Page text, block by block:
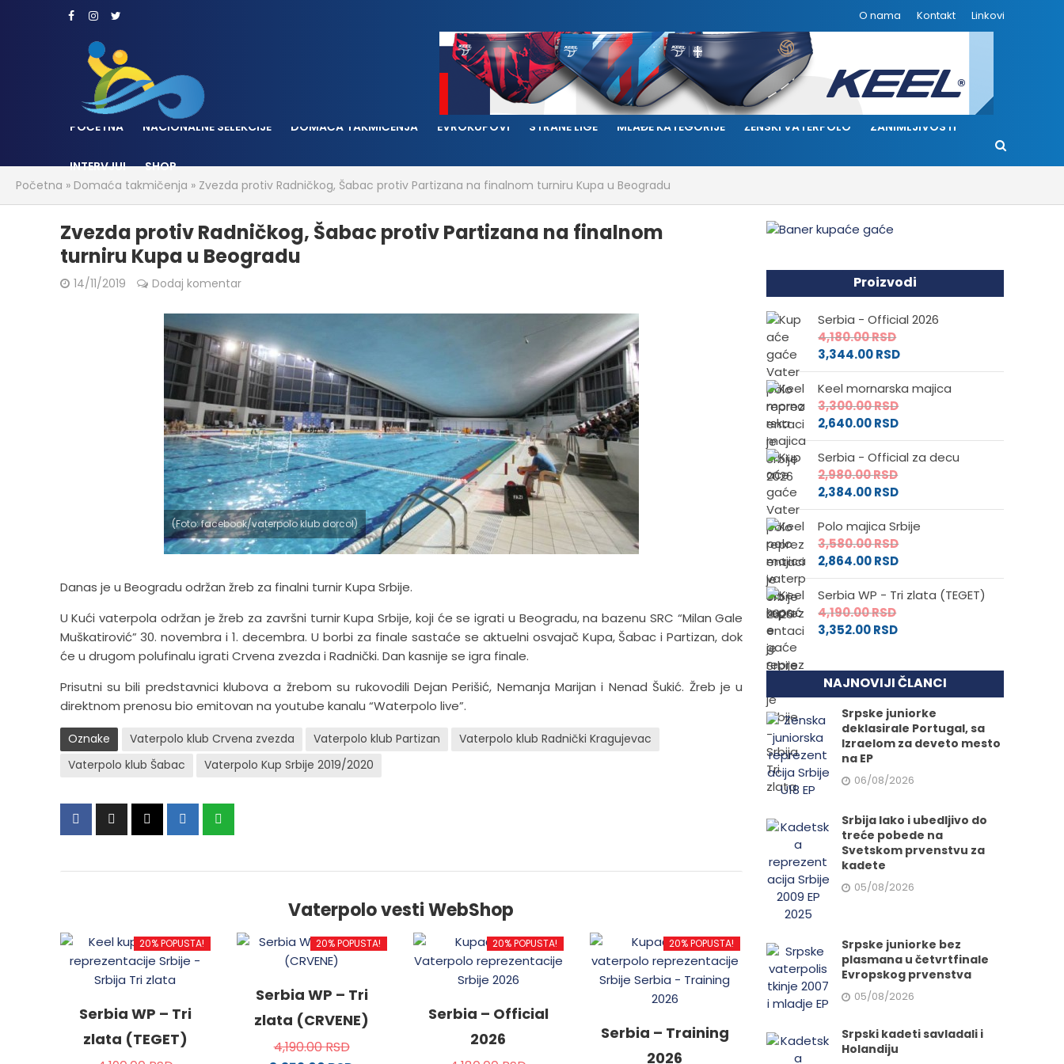
O nama Kontakt Linkovi
POČETNA NACIONALNE SELEKCIJE DOMAĆA TAKMIČENJA EVROKUPOVI STRANE LIGE MLAĐE KATEGORIJE ŽENSKI VATERPOLO ZANIMLJIVOSTI
INTERVJUI
SHOP
Početna » Domaća takmičenja » Zvezda protiv Radničkog, Šabac protiv Partizana na finalnom turniru Kupa u Beogradu
Zvezda protiv Radničkog, Šabac protiv Partizana na finalnom
turniru Kupa u Beogradu
14/11/2019 Dodaj komentar
(Foto: facebook/vaterpolo klub dorcol)
Danas je u Beogradu održan žreb za finalni turnir Kupa Srbije.
U Kući vaterpola održan je žreb za završni turnir Kupa Srbije, koji će se igrati u Beogradu, na bazenu SRC “Milan Gale
Muškatirović” 30. novembra i 1. decembra. U borbi za finale sastaće se aktuelni osvajač Kupa, Šabac i Partizan, dok
će u drugom polufinalu igrati Crvena zvezda i Radnički. Dan kasnije se igra finale.
Prisutni su bili predstavnici klubova a žrebom su rukovodili Dejan Perišić, Nemanja Marijan i Nenad Šukić. Žreb je u
direktnom prenosu bio emitovan na youtube kanalu “Waterpolo live”.
Oznake Vaterpolo klub Crvena zvezda Vaterpolo klub Partizan
Vaterpolo klub Radnički Kragujevac
Vaterpolo klub Šabac
Vaterpolo Kup Srbije 2019/2020
Vaterpolo vesti WebShop
20% POPUSTA!
Serbia WP – Tri
zlata (TEGET)
20% POPUSTA!
Serbia WP – Tri
zlata (CRVENE)
4,190.00RSD
20% POPUSTA!
Serbia – Official
2026
20% POPUSTA!
Serbia – Training
2026
Proizvodi
Serbia - Official 2026
4,180.00RSD
3,344.00RSD
Keel mornarska majica
3,300.00RSD
2,640.00RSD
Serbia - Official za decu
2,980.00RSD
2,384.00RSD
Polo majica Srbije
3,580.00RSD
2,864.00RSD
Serbia WP - Tri zlata (TEGET)
4,190.00RSD
3,352.00RSD
NAJNOVIJI ČLANCI
Srpske juniorke
deklasirale Portugal, sa
Izraelom za deveto mesto
na EP
06/08/2026
Srbija lako i ubedljivo do
treće pobede na
Svetskom prvenstvu za
kadete
05/08/2026
Srpske juniorke bez
plasmana u četvrtfinale
Evropskog prvenstva
05/08/2026
Srpski kadeti savladali i
Holandiju